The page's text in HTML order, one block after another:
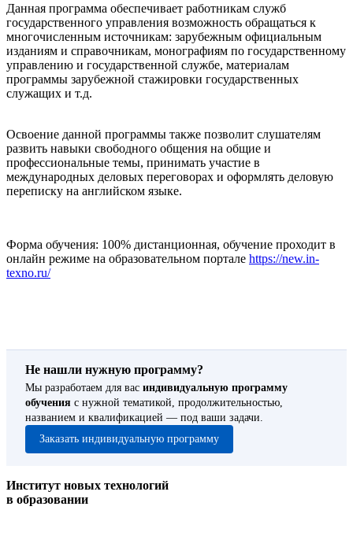
Данная программа обеспечивает работникам служб
государственного управления возможность обращаться к
многочисленным источникам: зарубежным официальным
изданиям и справочникам, монографиям по государственному
управлению и государственной службе, материалам
программы зарубежной стажировки государственных
служащих и т.д.
Освоение данной программы также позволит слушателям
развить навыки свободного общения на общие и
профессиональные темы, принимать участие в
международных деловых переговорах и оформлять деловую
переписку на английском языке.
Форма обучения: 100% дистанционная, обучение проходит в
онлайн режиме на образовательном портале https://new.in-
texno.ru/
Не нашли нужную программу?
Мы разработаем для вас индивидуальную программу
обучения с нужной тематикой, продолжительностью,
названием и квалификацией — под ваши задачи.
Заказать индивидуальную программу
Институт новых технологий
в образовании